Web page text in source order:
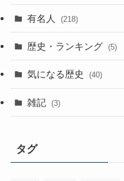
有名人 (218)
歴史・ランキング (5)
気になる歴史 (40)
雑記 (3)
タグ